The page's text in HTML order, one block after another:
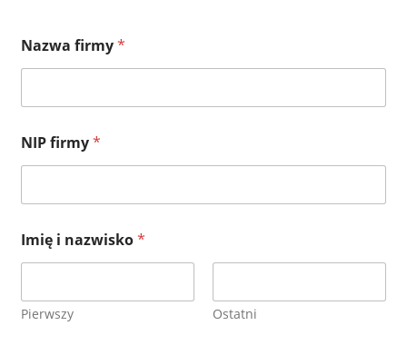
i
r
y
o
d
o
Nazwa firmy*
NIP firmy*
Imię i nazwisko*
Pierwszy Ostatni